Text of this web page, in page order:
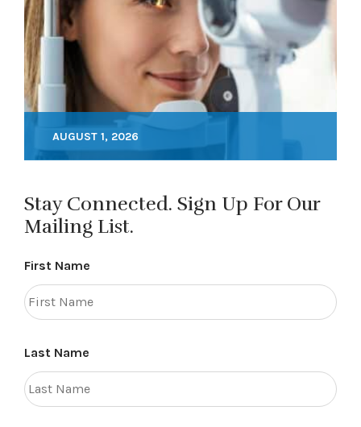
AUGUST 1, 2026
Stay Connected. Sign Up For Our
Mailing List.
First Name
Last Name